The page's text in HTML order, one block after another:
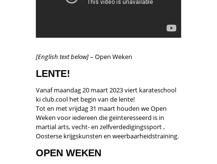
[English text below]– Open Weken
LENTE!
Vanaf maandag 20 maart 2023 viert karateschool
ki club.cool het begin van de lente!
Tot en met vrijdag 31 maart houden we Open
Weken voor iedereen die geïnteresseerd is in
martial arts, vecht- en zelfverdedigingssport ,
Oosterse krijgskunsten en weerbaarheidstraining.
OPEN WEKEN